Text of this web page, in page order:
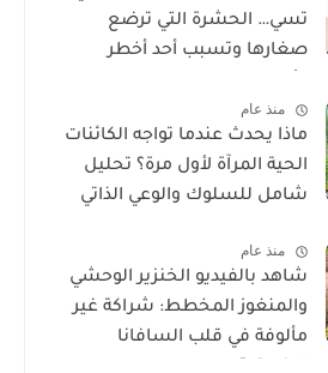
تسي… الحشرة التي ترضع
صغارها وتسبب أحد أخطر
منذ عام
ماذا يحدث عندما تواجه الكائنات
الحية المرآة لأول مرة؟ تحليل
شامل للسلوك والوعي الذاتي
منذ عام
شاهد بالفيديو الخنزير الوحشي
والمنغوز المخطط: شراكة غير
مألوفة في قلب السافانا